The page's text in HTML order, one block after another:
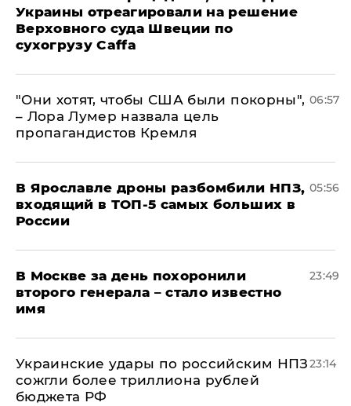
Украины отреагировали на решение
Верховного суда Швеции по
сухогрузу Caffa
"Они хотят, чтобы США были покорны",
– Лора Лумер назвала цель
пропагандистов Кремля
06:57
В Ярославле дроны разбомбили НПЗ,
входящий в ТОП-5 самых больших в
России
05:56
В Москве за день похоронили
второго генерала – стало известно
имя
23:49
Украинские удары по российским НПЗ
сожгли более триллиона рублей
бюджета РФ
23:14